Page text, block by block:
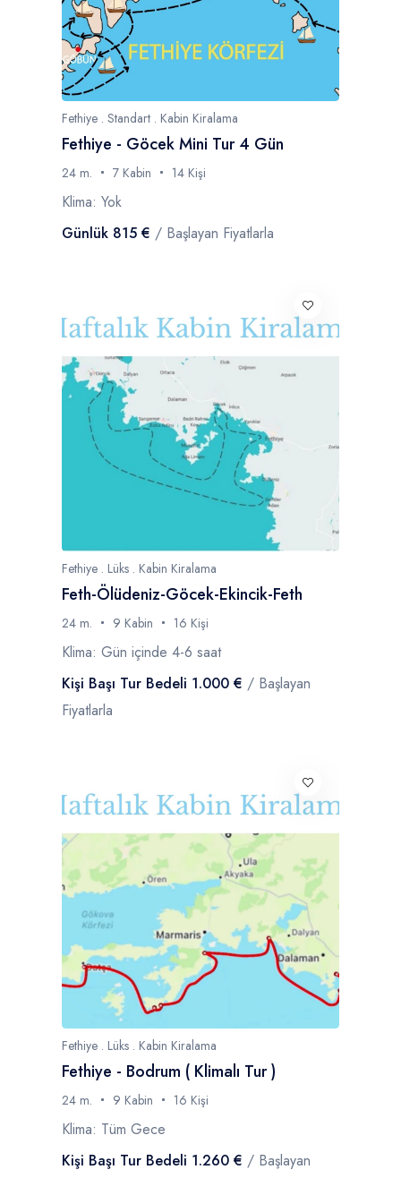
Fethiye . Standart . Kabin Kiralama
Fethiye - Göcek Mini Tur 4 Gün
24 m. 7 Kabin 14 Kişi
Klima: Yok
Günlük 815 € / Başlayan Fiyatlarla
Fethiye . Lüks . Kabin Kiralama
Feth-Ölüdeniz-Göcek-Ekincik-Feth
24 m. 9 Kabin 16 Kişi
Klima: Gün içinde 4-6 saat
Kişi Başı Tur Bedeli 1.000 € / Başlayan
Fiyatlarla
Fethiye . Lüks . Kabin Kiralama
Fethiye - Bodrum ( Klimalı Tur )
24 m. 9 Kabin 16 Kişi
Klima: Tüm Gece
Kişi Başı Tur Bedeli 1.260 € / Başlayan